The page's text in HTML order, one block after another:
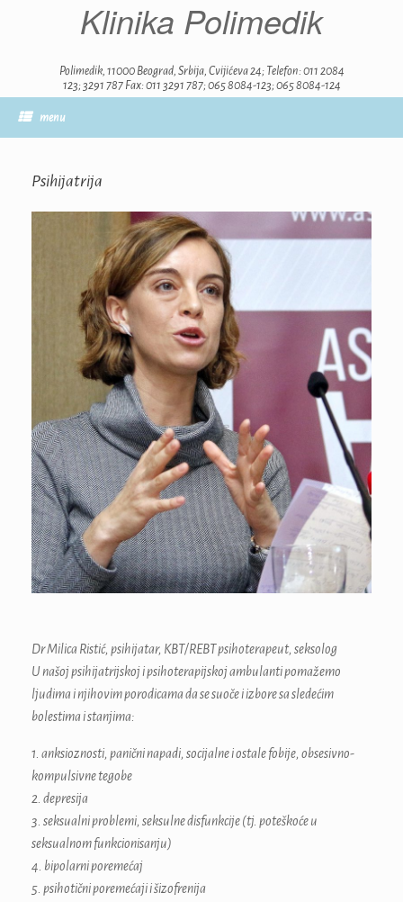
Klinika Polimedik
Polimedik, 11000 Beograd, Srbija, Cvijićeva 24; Telefon: 011 2084
123; 3291 787 Fax: 011 3291 787; 065 8084-123; 065 8084-124
menu
Psihijatrija
Dr Milica Ristić, psihijatar, KBT/REBT psihoterapeut, seksolog
U našoj psihijatrijskoj i psihoterapijskoj ambulanti pomažemo
ljudima i njihovim porodicama da se suoče i izbore sa sledećim
bolestima i stanjima:
1. anksioznosti, panični napadi, socijalne i ostale fobije, obsesivno-
kompulsivne tegobe
2. depresija
3. seksualni problemi, seksulne disfunkcije (tj. poteškoće u
seksualnom funkcionisanju)
4. bipolarni poremećaj
5. psihotični poremećaji i šizofrenija